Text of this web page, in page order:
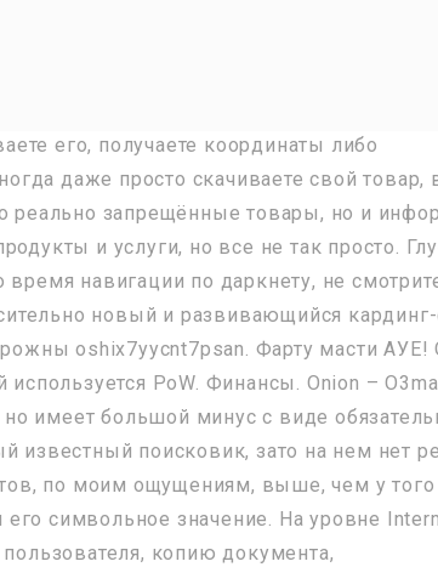
его, получаете координаты либо
даже просто скачиваете свой товар,
реально запрещённые товары, но и
и услуги, но все не так просто.
навигации по даркнету, не
новый и развивающийся
oshix7yycnt7psan. Фарту масти АУЕ!
PoW. Финансы. Onion –
имеет большой минус с виде
известный поисковик, зато на нем нет
по моим ощущениям, выше, чем у
символьное значение. На уровне
копию документа,